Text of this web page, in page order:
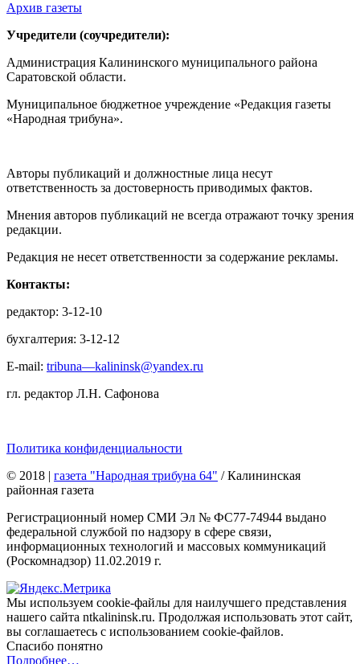
Архив газеты
Учредители (соучредители):
Администрация Калининского муниципального района
Саратовской области.
Муниципальное бюджетное учреждение «Редакция газеты
«Народная трибуна».
Авторы публикаций и должностные лица несут
ответственность за достоверность приводимых фактов.
Мнения авторов публикаций не всегда отражают точку зрения
редакции.
Редакция не несет ответственности за содержание рекламы.
Контакты:
редактор: 3-12-10
бухгалтерия: 3-12-12
E-mail: tribuna—kalininsk@yandex.ru
гл. редактор Л.Н. Сафонова
Политика конфиденциальности
© 2018 | газета "Народная трибуна 64" / Калининская
районная газета
Регистрационный номер СМИ Эл № ФС77-74944 выдано
федеральной службой по надзору в сфере связи,
информационных технологий и массовых коммуникаций
(Роскомнадзор) 11.02.2019 г.
Мы используем cookie-файлы для наилучшего представления
нашего сайта ntkalininsk.ru. Продолжая использовать этот сайт,
вы соглашаетесь с использованием cookie-файлов.
Спасибо понятно
Подробнее…